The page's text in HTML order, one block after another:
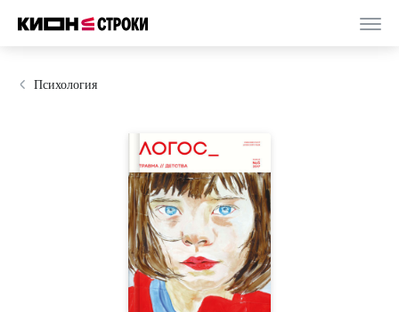
Психология